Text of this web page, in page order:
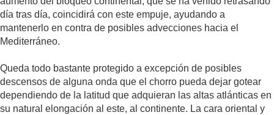
día tras día, coincidirá con este empuje, ayudando a
mantenerlo en contra de posibles advecciones hacia el
Mediterráneo.
Queda todo bastante protegido a excepción de posibles
descensos de alguna onda que el chorro pueda dejar gotear
dependiendo de la latitud que adquieran las altas atlánticas en
su natural elongación al este, al continente. La cara oriental y